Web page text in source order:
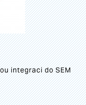
integraci do SEM